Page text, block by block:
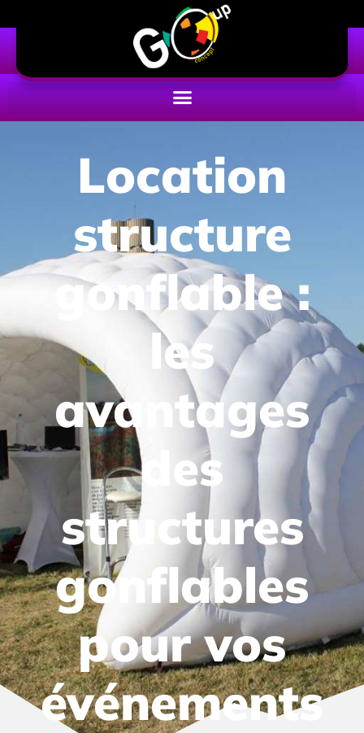
Location
structure
gonflable :
les
avantages
des
structures
gonflables
pour vos
événements